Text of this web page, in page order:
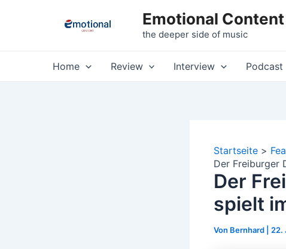
Emotional Content
the deeper side of music
Home Review Interview Podcast
Startseite
Der Freiburger
Der
spielt
Von Bernhard 22.